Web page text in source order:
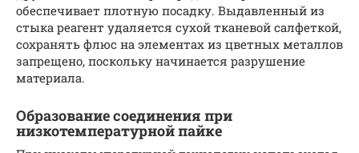
обеспечивает плотную посадку. Выдавленный из
стыка реагент удаляется сухой тканевой салфеткой,
сохранять флюс на элементах из цветных металлов
запрещено, поскольку начинается разрушение
материала.
Образование соединения при
низкотемпературной пайке